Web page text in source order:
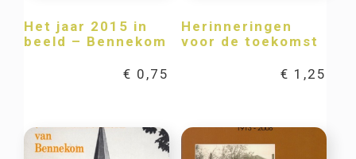
Het jaar 2015 in
beeld – Bennekom
€ 0,75
Herinneringen
voor de toekomst
€ 1,25